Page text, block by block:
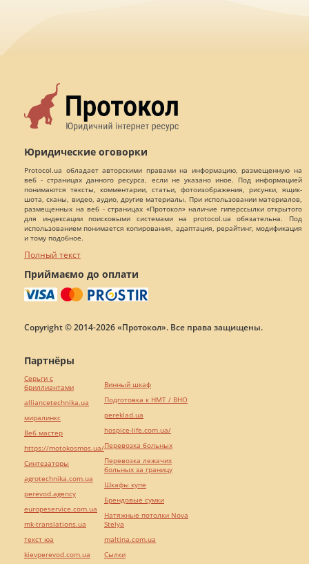
Юридические оговорки
Protocol.ua обладает авторскими правами на информацию, размещенную на
веб - страницах данного ресурса, если не указано иное. Под информацией
понимаются тексты, комментарии, статьи, фотоизображения, рисунки, ящик-
шота, сканы, видео, аудио, другие материалы. При использовании материалов,
размещенных на веб - страницах «Протокол» наличие гиперссылки открытого
для индексации поисковыми системами на protocol.ua обязательна. Под
использованием понимается копирования, адаптация, рерайтинг, модификация
и тому подобное.
Полный текст
Приймаємо до оплати
Copyright © 2014-2026 «Протокол». Все права защищены.
Партнёры
Серьги с
бриллиантами
alliancetechnika.ua
миралинкс
Веб мастер
https://motokosmos.ua/
Синтезаторы
agrotechnika.com.ua
perevod.agency
europeservice.com.ua
mk-translations.ua
текст юа
kievperevod.com.ua
Винный шкаф
Подготовка к НМТ / ВНО
pereklad.ua
hospice-life.com.ua/
Перевозка больных
Перевозка лежачих
больных за границу
Шкафы купе
Брендовые сумки
Натяжные потолки Nova
Stelya
maltina.com.ua
Cылки